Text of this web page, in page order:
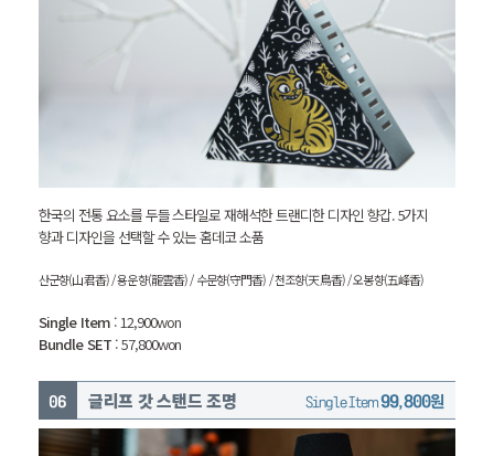
한국의 전통 요소를 두들 스타일로 재해석한 트랜디한 디자인 향갑.5가지
향과 디자인을 선택할 수 있는 홈데코 소품
산군향(山君香) / 용운향(龍雲香) / 수문향(守門香) / 천조향(天鳥香) / 오봉향(五峰香)
Single Item : 12,900won
Bundle SET: 57,800won
글리프 갓 스탠드 조명 Single Item99,800원